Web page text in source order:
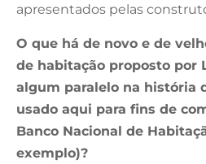
apresentados pelas
O que há de novo e de
de habitação proposto por
algum paralelo na história
usado aqui para fins de
Banco Nacional de
exemplo)?